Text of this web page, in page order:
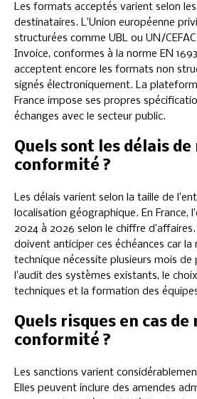
Les formats acceptés varient selon
destinataires. L’Union européenne
structurées comme UBL ou UN/
Invoice, conformes à la norme EN
acceptent encore les formats non
signés électroniquement. La
France impose ses propres
échanges avec le secteur public.
Quels sont les délais de
conformité ?
Les délais varient selon la taille de
localisation géographique. En France,
2024 à 2026 selon le chiffre
doivent anticiper ces échéances car
technique nécessite plusieurs mois de
l’audit des systèmes existants, le
techniques et la formation des
Quels risques en cas de
conformité ?
Les sanctions varient
Elles peuvent inclure des amendes